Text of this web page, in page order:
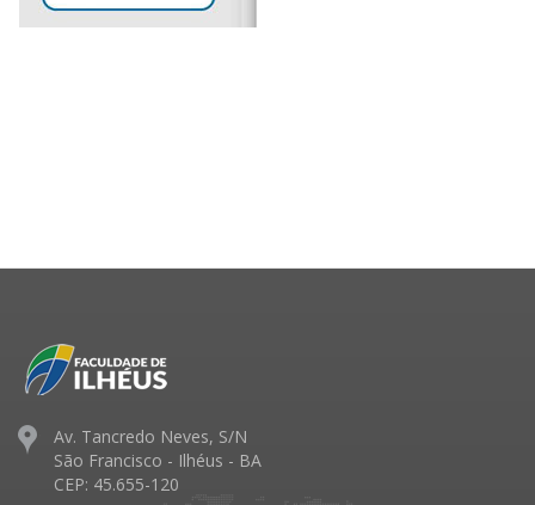
Av. Tancredo Neves, S/N
São Francisco - Ilhéus - BA
CEP: 45.655-120